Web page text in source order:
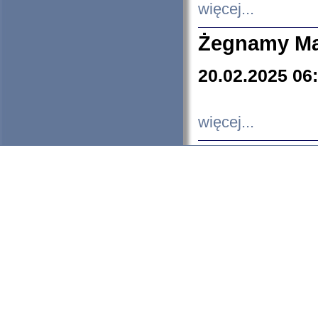
więcej...
Żegnamy
20.02.2025
więcej...